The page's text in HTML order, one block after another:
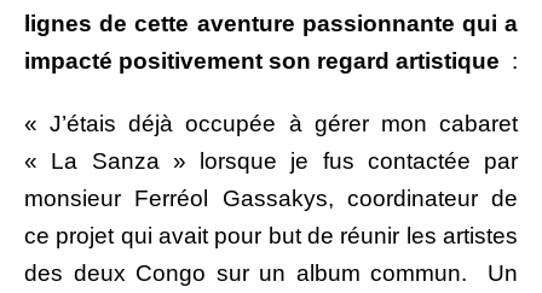
lignes de cette aventure passionnante qui a
impacté positivement son regard artistique :
« J’étais déjà occupée à gérer mon cabaret
« La Sanza » lorsque je fus contactée par
monsieur Ferréol Gassakys, coordinateur de
ce projet qui avait pour but de réunir les artistes
des deux Congo sur un album commun. Un